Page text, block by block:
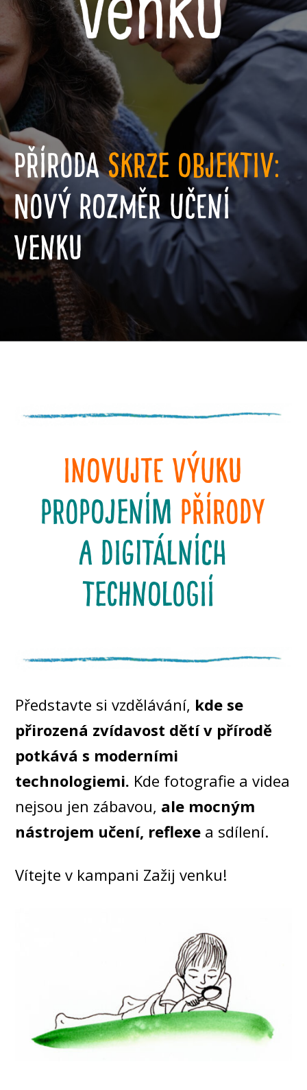
Přírodaskrze objektiv:
Nový rozměr učení
venku
Inovujte výuku
propojením přírody
a digitálních
technologií
Představte si vzdělávání, kde se
přirozená zvídavost dětí v přírodě
potkává s moderními
technologiemi. Kde fotografie a videa
nejsou jen zábavou, ale mocným
nástrojem učení, reflexe a sdílení.
Vítejte v kampani Zažij venku!